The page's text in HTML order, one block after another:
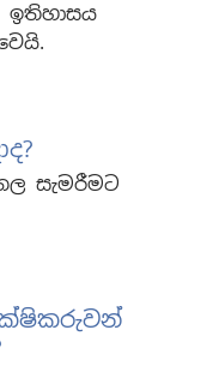
ඉතිහාසය
සැමරීමට